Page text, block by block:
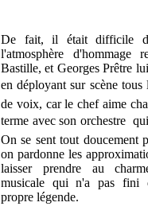
De fait, il était difficile
l'atmosphère d'hommage
Bastille, et Georges Prêtre
en déployant sur scène tous
de voix, car le chef aime
terme avec son orchestre 
On se sent tout doucement
on pardonne les
laisser prendre au
musicale qui n'a pas fini
propre légende.